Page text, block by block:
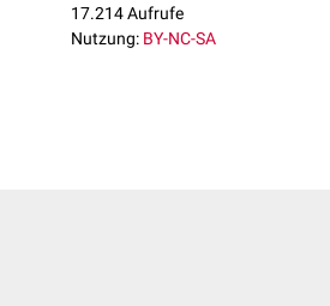
17.214 Aufrufe
Nutzung: BY-NC-SA